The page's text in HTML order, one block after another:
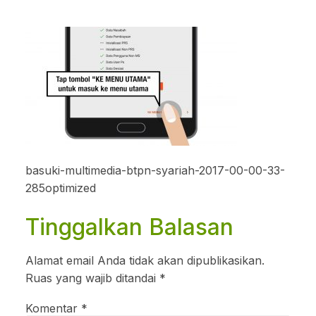
basuki-multimedia-btpn-syariah-2017-00-00-33-
285optimized
Tinggalkan Balasan
Alamat email Anda tidak akan dipublikasikan.
Ruas yang wajib ditandai *
Komentar *